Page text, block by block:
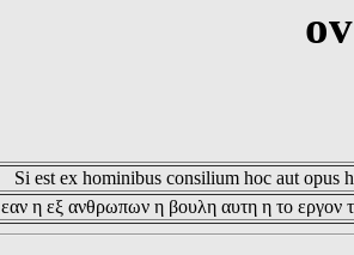
Si est ex hominibus consilium hoc aut opus
η εξ ανθρωπων η βουλη αυτη η το εργον